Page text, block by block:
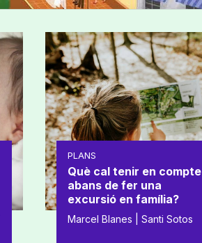
PLANS
Què cal tenir en compte
abans de fer una
excursió en família?
Marcel Blanes | Santi Sotos